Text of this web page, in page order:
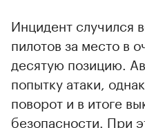
Инцидент случился
пилотов за место в
десятую позицию.
попытку атаки,
поворот и в итоге
безопасности. При